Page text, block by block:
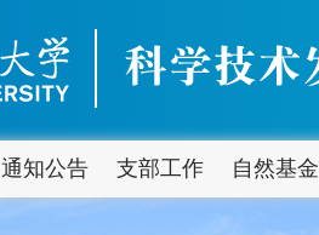
通知公告 支部工作 自然基金